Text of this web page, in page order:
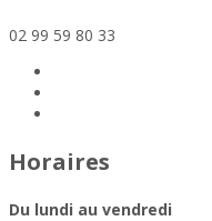
02 99 59 80 33
Horaires
Du lundi au vendredi